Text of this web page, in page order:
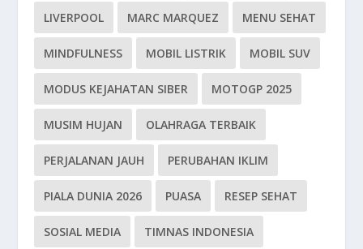
LIVERPOOL MARC MARQUEZ MENU SEHAT
MINDFULNESS MOBIL LISTRIK MOBIL SUV
MODUS KEJAHATAN SIBER MOTOGP 2025
MUSIM HUJAN OLAHRAGA TERBAIK
PERJALANAN JAUH PERUBAHAN IKLIM
PIALA DUNIA 2026 PUASA RESEP SEHAT
SOSIAL MEDIA TIMNAS INDONESIA